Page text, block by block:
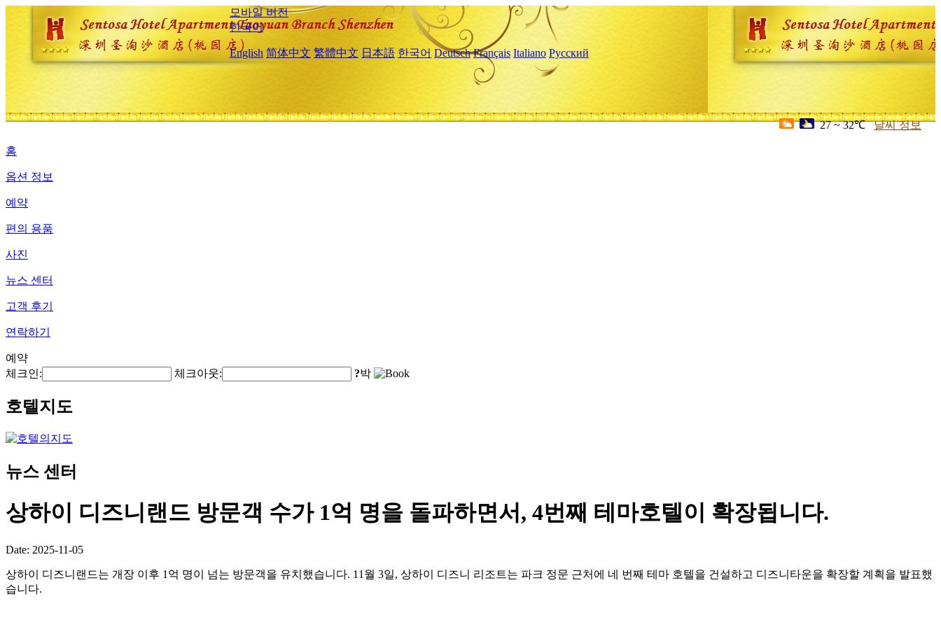
모바일 버전
한국어
English 简体中文 繁體中文 日本語 한국어 Deutsch Français Italiano Русский
27 ~ 32℃ 날씨 정보
홈
옵션 정보
예약
편의 용품
사진
뉴스 센터
고객 후기
연락하기
예약
체크인:
체크아웃: ?박
호텔지도
뉴스 센터
상하이 디즈니랜드 방문객 수가 1억 명을 돌파하면서, 4번째 테마호텔이 확장됩니다.
Date: 2025-11-05
상하이 디즈니랜드는 개장 이후 1억 명이 넘는 방문객을 유치했습니다. 11월 3일, 상하이 디즈니 리조트는 파크 정문 근처에 네 번째 테마 호텔을 건설하고 디즈니타운을 확장할 계획을 발표했
습니다.